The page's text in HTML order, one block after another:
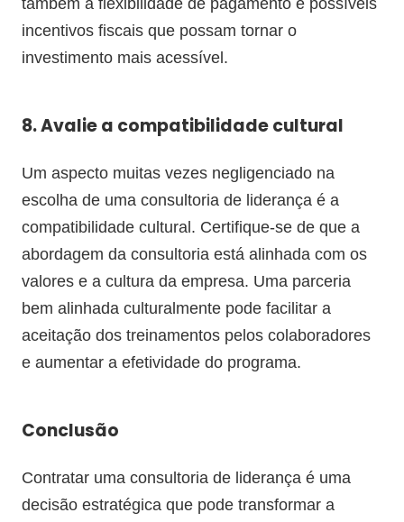
também a flexibilidade de pagamento e possíveis
incentivos fiscais que possam tornar o
investimento mais acessível.
8. Avalie a compatibilidade cultural
Um aspecto muitas vezes negligenciado na
escolha de uma consultoria de liderança é a
compatibilidade cultural. Certifique-se de que a
abordagem da consultoria está alinhada com os
valores e a cultura da empresa. Uma parceria
bem alinhada culturalmente pode facilitar a
aceitação dos treinamentos pelos colaboradores
e aumentar a efetividade do programa.
Conclusão
Contratar uma consultoria de liderança é uma
decisão estratégica que pode transformar a